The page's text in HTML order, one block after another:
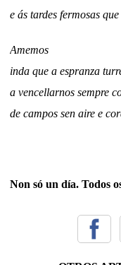
e ás tardes fermosas
Amemos
inda que a espranza
a vencellarnos sempre
de campos sen aire e
Non só un día. Todos